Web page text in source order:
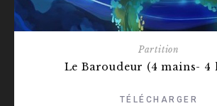
Partition
Le Baroudeur (4 mains- 4
TÉLÉCHARGER